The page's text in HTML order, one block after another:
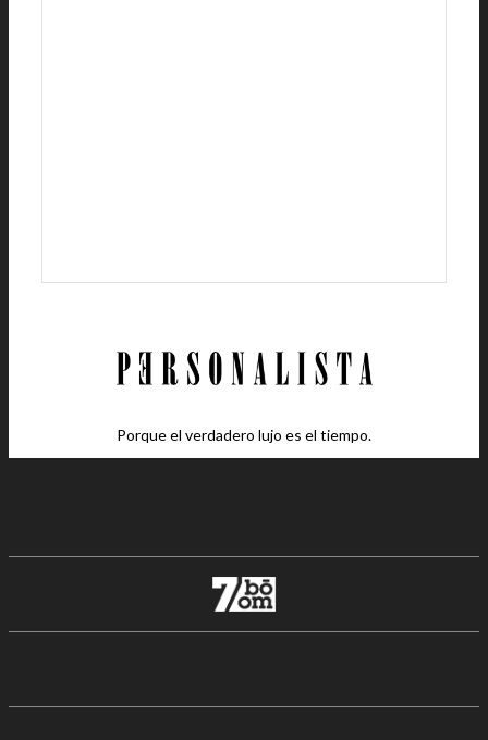
Porque el verdadero lujo es el tiempo.